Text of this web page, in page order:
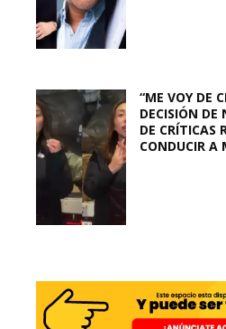
“ME VOY DE
DECISIÓN DE
DE CRÍTICAS
CONDUCIR A